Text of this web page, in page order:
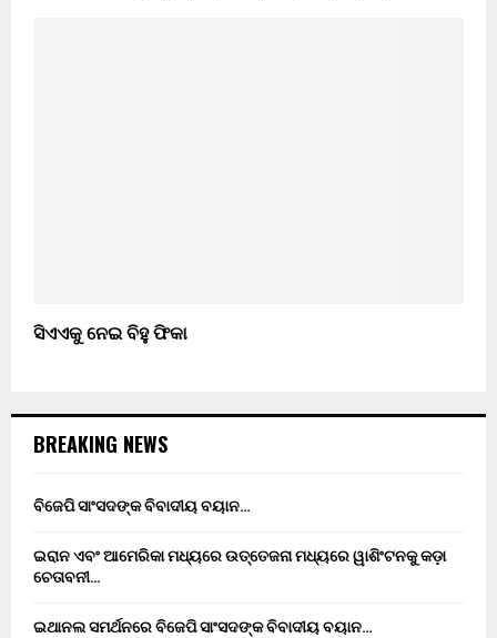
ସିଏଏକୁ ନେଇ ବିହୁ ଫିକା
BREAKING NEWS
ବିଜେପି ସାଂସଦଙ୍କ ବିବାଦୀୟ ବୟାନ…
ଇରାନ ଏବଂ ଆମେରିକା ମଧ୍ୟରେ ଉତ୍ତେଜନା ମଧ୍ୟରେ ୱାଶିଂଟନକୁ କଡ଼ା
ଚେତାବନୀ…
ଇଥାନଲ ସମର୍ଥନରେ ବିଜେପି ସାଂସଦଙ୍କ ବିବାଦୀୟ ବୟାନ…